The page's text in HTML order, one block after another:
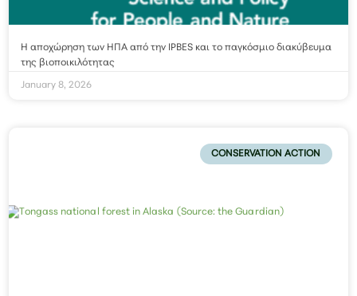
Η αποχώρηση των ΗΠΑ από την IPBES και το παγκόσμιο διακύβευμα
της βιοποικιλότητας
January 8, 2026
CONSERVATION ACTION